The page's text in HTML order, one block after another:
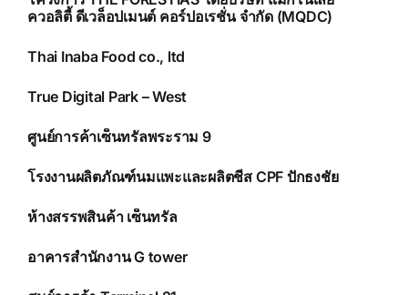
ควอลิตี้ ดีเวล็อปเมนต์ คอร์ปอเรชั่น จำกัด (MQDC)
Thai Inaba Food co., ltd
True Digital Park – West
ศูนย์การค้าเซ็นทรัลพระราม 9
โรงงานผลิตภัณฑ์นมแพะและผลิตชีส CPF ปักธงชัย
ห้างสรรพสินค้า เซ็นทรัล
อาคารสำนักงาน G tower